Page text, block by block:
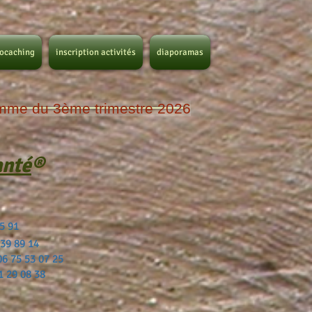
inscription activités diaporamas
du 3ème trimestre 2026
®
91
89 14
53 07 25
08 38